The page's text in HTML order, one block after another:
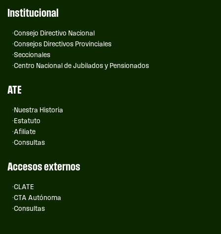
Institucional
Consejo Directivo Nacional
Consejos Directivos Provinciales
Seccionales
Centro Nacional de Jubilados y Pensionados
ATE
Nuestra Historia
Estatuto
Afiliate
Consultas
Accesos externos
CLATE
CTA Autónoma
Consultas